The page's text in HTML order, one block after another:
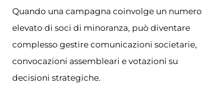
Quando una campagna coinvolge un numero
elevato di soci di minoranza, può diventare
complesso gestire comunicazioni societarie,
convocazioni assembleari e votazioni su
decisioni strategiche.